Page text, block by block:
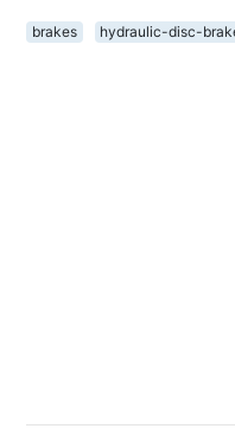
brakes hydraulic-disc-